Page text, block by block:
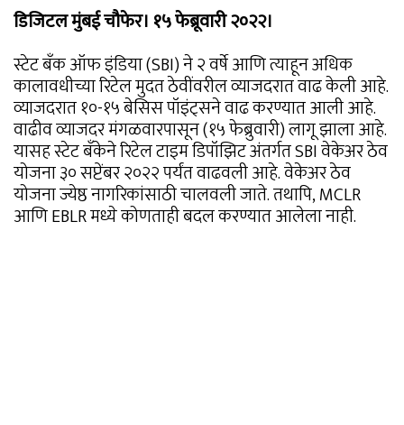
डिजिटल मुंबई चौफेर। १५ फेब्रूवारी २०२२।
स्टेट बँक ऑफ इंडिया (SBI) ने २ वर्षे आणि त्याहून अधिक
कालावधीच्या रिटेल मुदत ठेवींवरील व्याजदरात वाढ केली आहे.
व्याजदरात १०-१५ बेसिस पॉइंट्सने वाढ करण्यात आली आहे.
वाढीव व्याजदर मंगळवारपासून (१५ फेब्रुवारी) लागू झाला आहे.
यासह स्टेट बँकेने रिटेल टाइम डिपॉझिट अंतर्गत SBI वेकेअर ठेव
योजना ३० सप्टेंबर २०२२ पर्यंत वाढवली आहे. वेकेअर ठेव
योजना ज्येष्ठ नागरिकांसाठी चालवली जाते. तथापि, MCLR
आणि EBLR मध्ये कोणताही बदल करण्यात आलेला नाही.